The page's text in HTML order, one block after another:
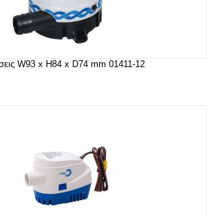
W93 x H84 x D74 mm 01411-12